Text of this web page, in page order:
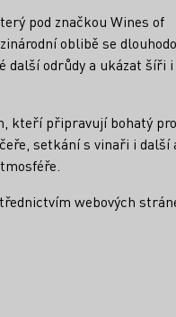
pod značkou Wines of
oblibě se
další odrůdy a ukázat šíři i
kteří připravují bohatý
setkání s vinaři i další
webových